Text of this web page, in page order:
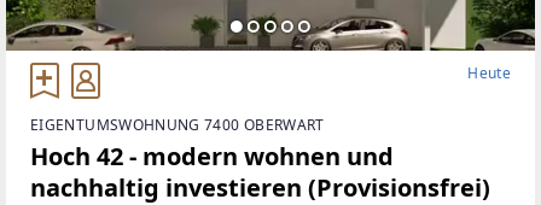
Heute
EIGENTUMSWOHNUNG 7400 OBERWART
Hoch 42 - modern wohnen und
nachhaltig investieren (Provisionsfrei)